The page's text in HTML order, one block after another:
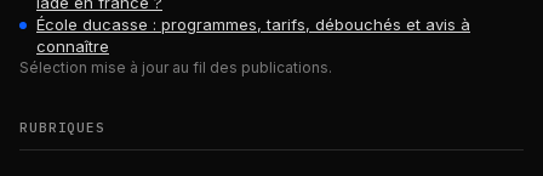
École ducasse : programmes, tarifs, débouchés et avis à
connaître
Sélection mise à jour au fil des publications.
RUBRIQUES